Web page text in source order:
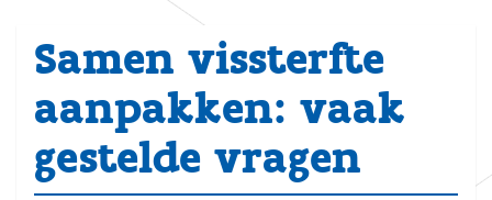
Samen vissterfte
aanpakken: vaak
gestelde vragen